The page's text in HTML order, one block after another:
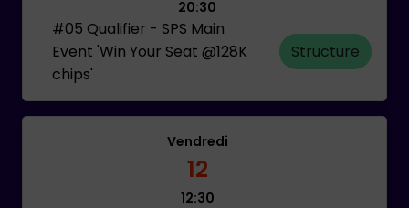
20:30
#05 Qualifier - SPS Main
Event 'Win Your Seat @128K
chips'
Structure
Vendredi
12
12:30